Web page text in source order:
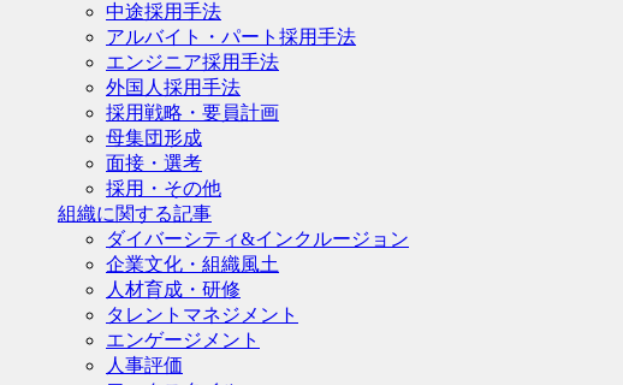
中途採用手法
アルバイト・パート採用手法
エンジニア採用手法
外国人採用手法
採用戦略・要員計画
母集団形成
面接・選考
採用・その他
組織に関する記事
ダイバーシティ&インクルージョン
企業文化・組織風土
人材育成・研修
タレントマネジメント
エンゲージメント
人事評価